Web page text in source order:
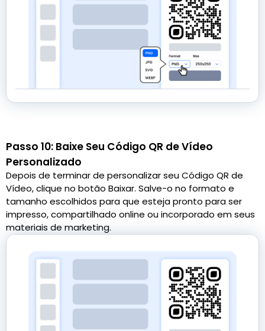
Passo 10: Baixe Seu Código QR de Vídeo
Personalizado
Depois de terminar de personalizar seu Código QR de
Vídeo, clique no botão Baixar. Salve-o no formato e
tamanho escolhidos para que esteja pronto para ser
impresso, compartilhado online ou incorporado em seus
materiais de marketing.